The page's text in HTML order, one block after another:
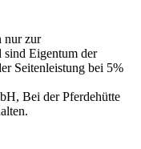
nur zur
Eigentum der
Seitenleistung bei 5%
Bei der Pferdehütte